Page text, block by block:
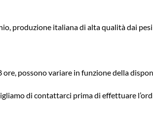
produzione italiana di alta qualità dai
ore, possono variare in funzione della
di contattarci prima di effettuare